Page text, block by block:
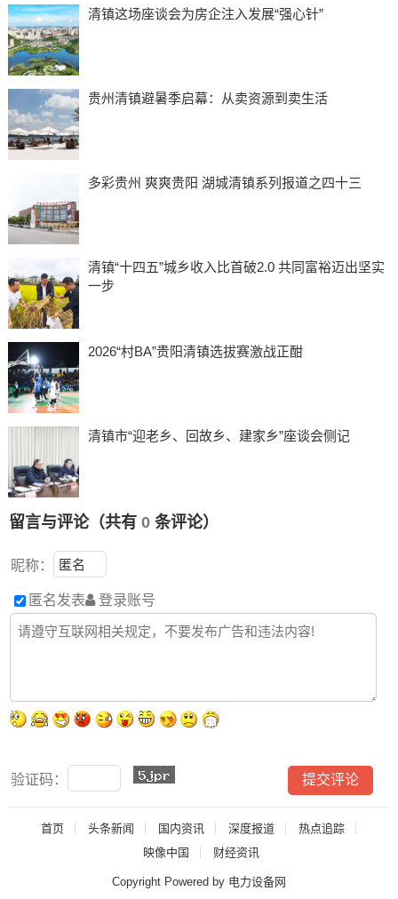
清镇这场座谈会为房企注入发展“强心针”
贵州清镇避暑季启幕：从卖资源到卖生活
多彩贵州 爽爽贵阳 湖城清镇系列报道之四十三
清镇“十四五”城乡收入比首破2.0 共同富裕迈出坚实
一步
2026“村BA”贵阳清镇选拔赛激战正酣
清镇市“迎老乡、回故乡、建家乡”座谈会侧记
留言与评论（共有 0条评论）
昵称：
匿名发表 登录账号
验证码：
首页 头条新闻 国内资讯 深度报道
热点追踪
映像中国
财经资讯
Copyright Powered by 电力设备网